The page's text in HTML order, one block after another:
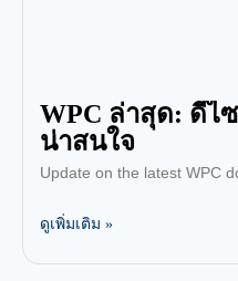
WPC ล่าสุด: ดีไ
น่าสนใจ
Update on the latest WPC
ดูเพิ่มเติม »